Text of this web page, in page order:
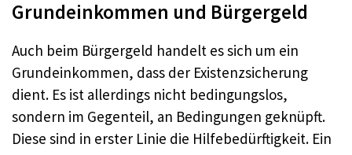
Grundeinkommen und Bürgergeld
Auch beim Bürgergeld handelt es sich um ein
Grundeinkommen, dass der Existenzsicherung
dient. Es ist allerdings nicht bedingungslos,
sondern im Gegenteil, an Bedingungen geknüpft.
Diese sind in erster Linie die Hilfebedürftigkeit. Ein